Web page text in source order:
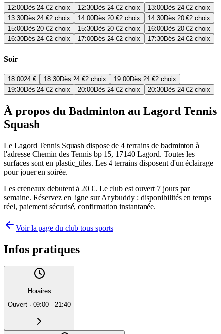
12:00Dès 24 €2 choix 12:30Dès 24 €2 choix 13:00Dès 24 €2 choix
13:30Dès 24 €2 choix 14:00Dès 20 €2 choix 14:30Dès 20 €2 choix
15:00Dès 20 €2 choix 15:30Dès 20 €2 choix 16:00Dès 20 €2 choix
16:30Dès 24 €2 choix 17:00Dès 24 €2 choix 17:30Dès 24 €2 choix
Soir
18:0024 € 18:30Dès 24 €2 choix 19:00Dès 24 €2 choix
19:30Dès 24 €2 choix 20:00Dès 24 €2 choix 20:30Dès 24 €2 choix
À propos du Badminton au Lagord Tennis
Squash
Le Lagord Tennis Squash dispose de 4 terrains de badminton à
l'adresse Chemin des Tennis bp 15, 17140 Lagord. Toutes les
surfaces sont en plastic_tiles. Les 4 terrains disposent d'un éclairage
pour jouer en soirée.
Les créneaux débutent à 20 €. Le club est ouvert 7 jours par
semaine. Réservez en ligne sur Anybuddy : disponibilités en temps
réel, paiement sécurisé, confirmation instantanée.
Voir la page du club tous sports
Infos pratiques
Horaires
Ouvert · 09:00 - 21:40